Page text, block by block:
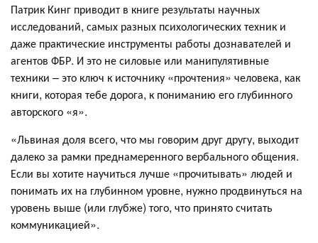
Патрик Кинг приводит в книге результаты научных
исследований, самых разных психологических техник и
даже практические инструменты работы дознавателей и
агентов ФБР. И это не силовые или манипулятивные
техники – это ключ к источнику «прочтения» человека, как
книги, которая тебе дорога, к пониманию его глубинного
авторского «я».
«Львиная доля всего, что мы говорим друг другу, выходит
далеко за рамки преднамеренного вербального общения.
Если вы хотите научиться лучше «прочитывать» людей и
понимать их на глубинном уровне, нужно продвинуться на
уровень выше (или глубже) того, что принято считать
коммуникацией».